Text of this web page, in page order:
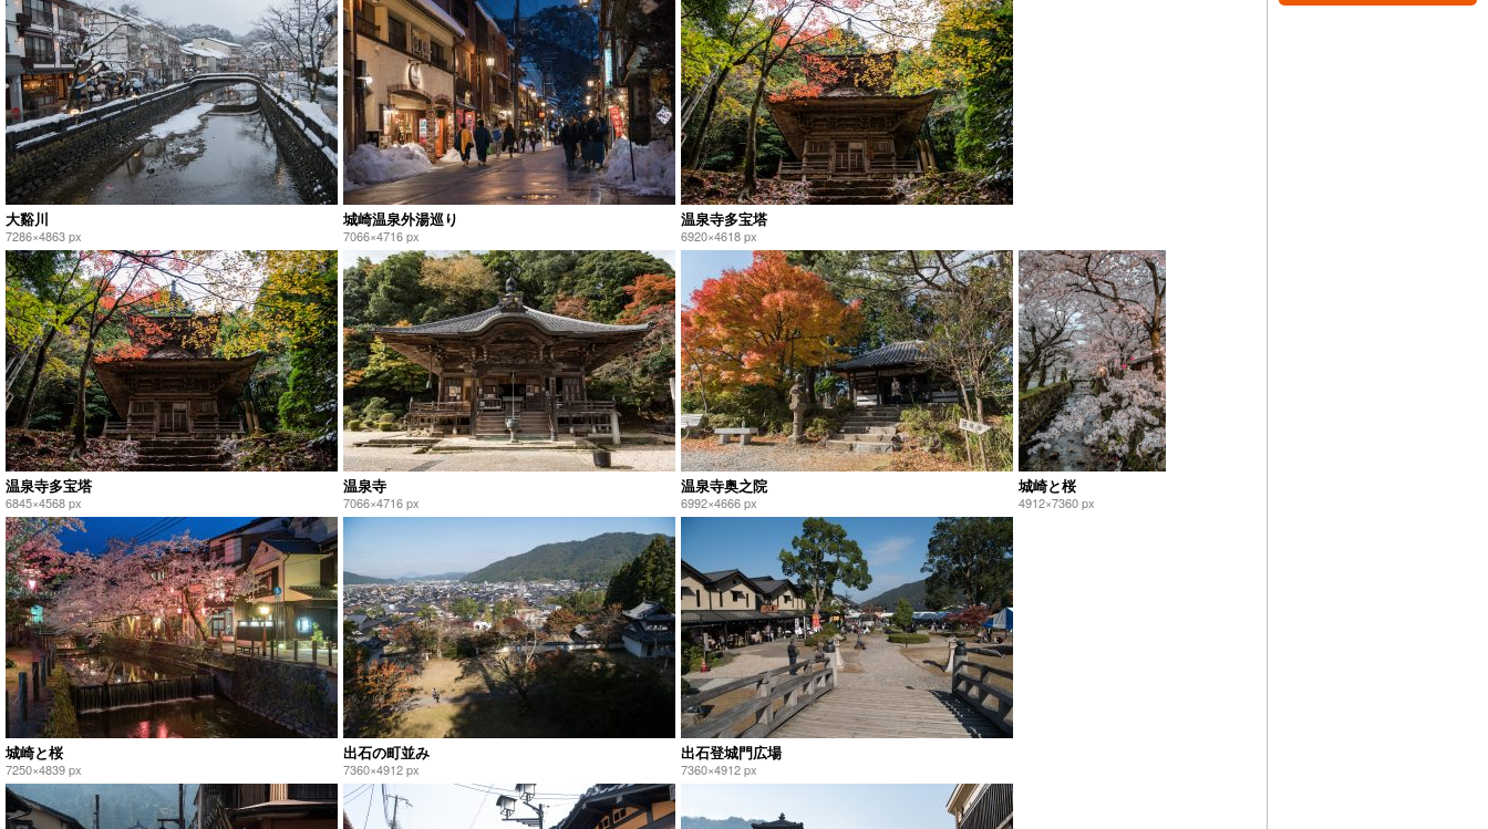
大谿川
7286×4863 px
城崎温泉外湯巡り
7066×4716 px
温泉寺多宝塔
6920×4618 px
温泉寺多宝塔
6845×4568 px
温泉寺
7066×4716 px
温泉寺奥之院
6992×4666 px
城崎と桜
4912×7360 px
城崎と桜
7250×4839 px
出石の町並み
7360×4912 px
出石登城門広場
7360×4912 px